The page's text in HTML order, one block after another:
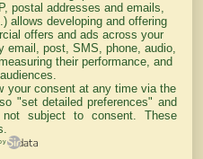
Page
postal addresses and emails,
allows developing and offering
offers and ads across your
email, post, SMS, phone, audio,
their performance, and
your consent at any time via the
"set detailed preferences" and
subject to consent. These